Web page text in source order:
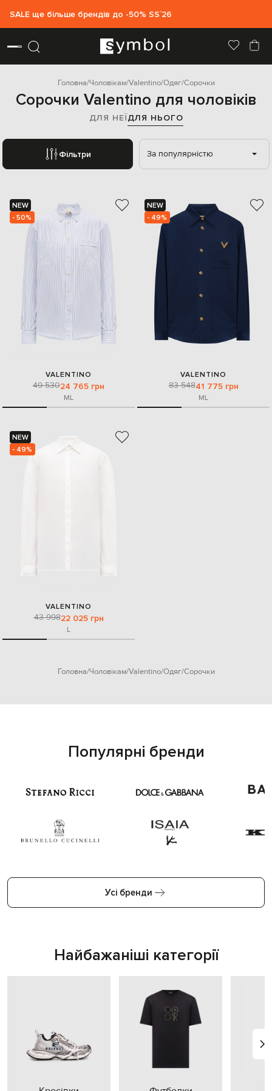
SALE ще більше брендів до -50% SS`26
Головна Чоловікам Valentino Одяг Сорочки
Сорочки Valentino для чоловіків
ДЛЯ НЕЇДЛЯ НЬОГО
Фільтри За популярністю
NEW
- 50%
VALENTINO
49 53024 765 грн
ML
NEW
- 49%
VALENTINO
83 54841 775 грн
ML
NEW
- 49%
VALENTINO
43 99822 025 грн
L
Головна Чоловікам Valentino Одяг Сорочки
Популярні бренди
Усі бренди
Найбажаніші категорії